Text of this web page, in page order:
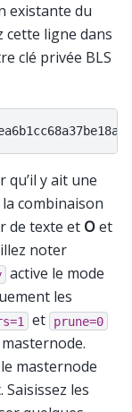
existante du
cette ligne dans
clé privée BLS
y ait une
combinaison
de texte et Oet
noter
active le mode
les
et prune=0
masternode
les